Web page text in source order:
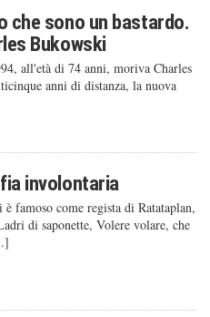
che sono un bastardo.
Bukowski
all'età di 74 anni, moriva Charles
anni di distanza, la nuova
involontaria
famoso come regista di Ratataplan,
di saponette, Volere volare, che